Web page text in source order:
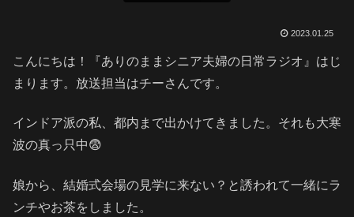
2023.01.25
こんにちは！『ありのままシニア夫婦の日常ラジオ』はじ
まります。放送担当はチーさんです。
インドア派の私、都内まで出かけてきました。それも大寒
波の真っ只中😨
娘から、結婚式会場の見学に来ない？と誘われて一緒にラ
ンチやお茶をしました。